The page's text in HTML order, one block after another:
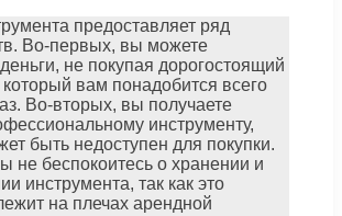
предоставляет ряд
Во-первых, вы можете
не покупая дорогостоящий
который вам понадобится всего
Во-вторых, вы получаете
инструменту,
быть недоступен для покупки.
не беспокоитесь о хранении и
инструмента, так как это
на плечах арендной